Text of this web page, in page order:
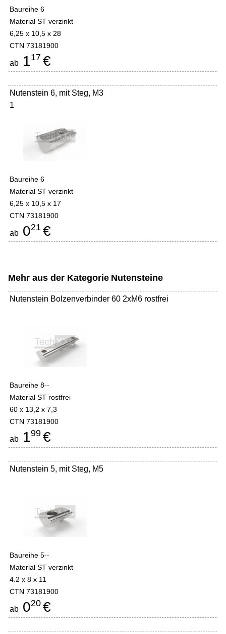
Baureihe 6
Material ST verzinkt
6,25 x 10,5 x 28
CTN 73181900
ab 117 €
Nutenstein 6, mit Steg, M3
1
Baureihe 6
Material ST verzinkt
6,25 x 10,5 x 17
CTN 73181900
ab 021 €
Mehr aus der Kategorie Nutensteine
Nutenstein Bolzenverbinder 60 2xM6 rostfrei
Baureihe 8--
Material ST rostfrei
60 x 13,2 x 7,3
CTN 73181900
ab 199 €
Nutenstein 5, mit Steg, M5
Baureihe 5--
Material ST verzinkt
4.2 x 8 x 11
CTN 73181900
ab 020 €